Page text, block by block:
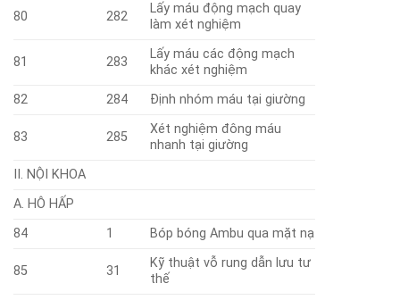
80 282
Lấy máu động mạch quay
làm xét nghiệm
81 283
Lấy máu các động mạch
khác xét nghiệm
82
284 Định nhóm máu tại giường
83 285
Xét nghiệm đông máu
nhanh tại giường
II. NỘI KHOA
A. HÔ HẤP
84
1 Bóp bóng Ambu qua mặt nạ
85 31
Kỹ thuật vỗ rung dẫn lưu tư
thế